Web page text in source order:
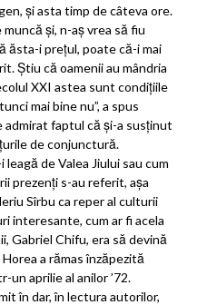
şi asta timp de câteva ore.
şi, n-aş vrea să fiu
ăsta-i preţul, poate că-i mai
Ştiu că oamenii au mândria
XXI astea sunt condiţiile
mai bine nu”, a spus
admirat faptul că şi-a susţinut
de conjunctură.
de Valea Jiului sau cum
prezenţi s-au referit, aşa
Sîrbu ca reper al culturii
interesante, cum ar fi acela
Gabriel Chifu, era să devină
a rămas înzăpezită
un aprilie al anilor ’72.
în dar, în lectura autorilor,